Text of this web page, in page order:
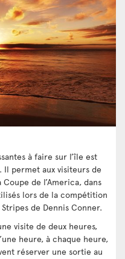
à faire sur l’île est
. Il permet aux visiteurs de
de l’America, dans
lors de la compétition
de Dennis Conner.
visite de deux heures,
heure, à chaque heure,
réserver une sortie au